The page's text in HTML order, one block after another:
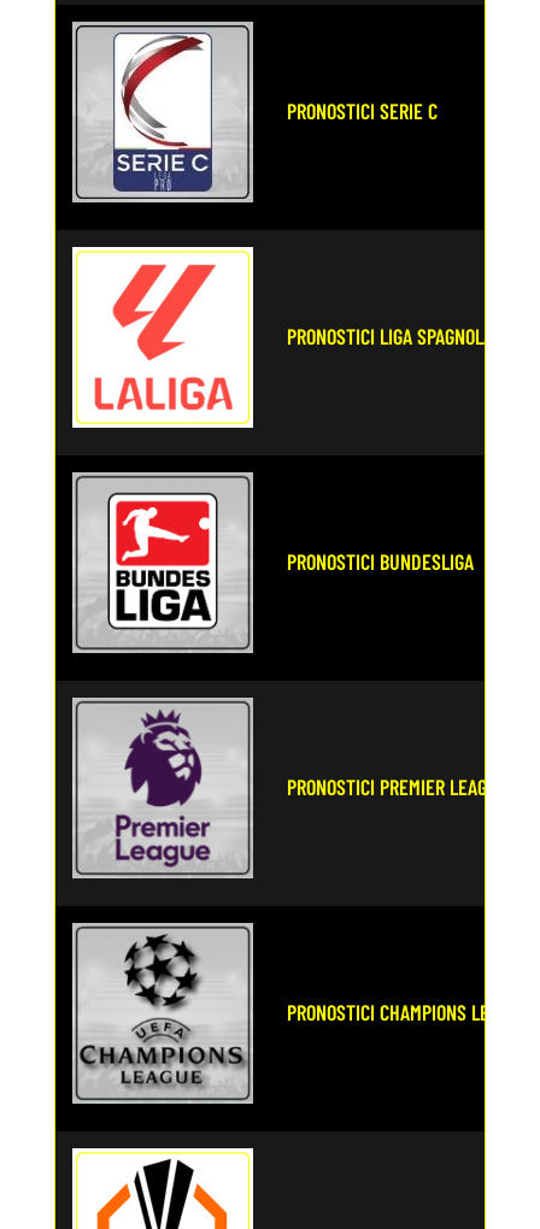
PRONOSTICI SERIE C
PRONOSTICI LIGA SPAGNOLA
PRONOSTICI BUNDESLIGA
PRONOSTICI PREMIER LEAGUE
PRONOSTICI CHAMPIONS LEAGUE